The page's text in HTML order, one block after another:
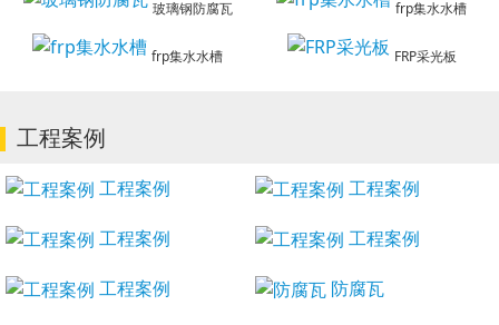
玻璃钢防腐瓦 frp集水水槽
frp集水水槽 FRP采光板
工程案例
工程案例 工程案例
工程案例 工程案例
工程案例 防腐瓦